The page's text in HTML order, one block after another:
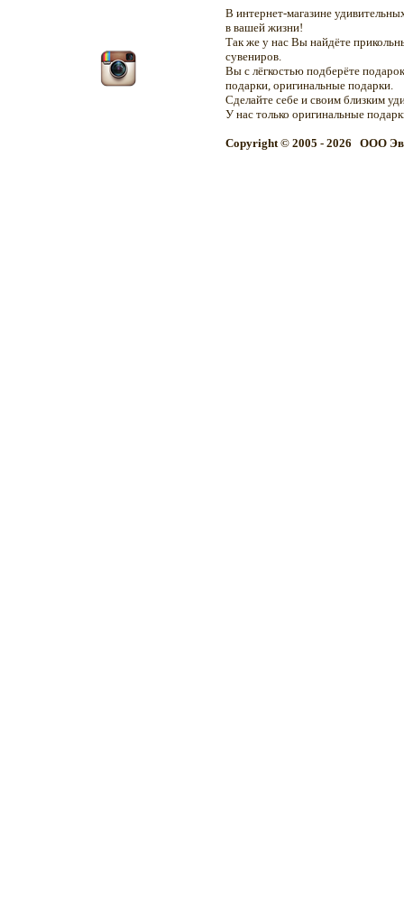
В интернет-магазине
в вашей жизни!
Так же у нас Вы найдёте
сувениров.
Вы с лёгкостью подберёте
подарки, оригинальные подарки.
Сделайте себе и своим близким
У нас только оригинальные
Copyright © 2005 - 2026 OOO